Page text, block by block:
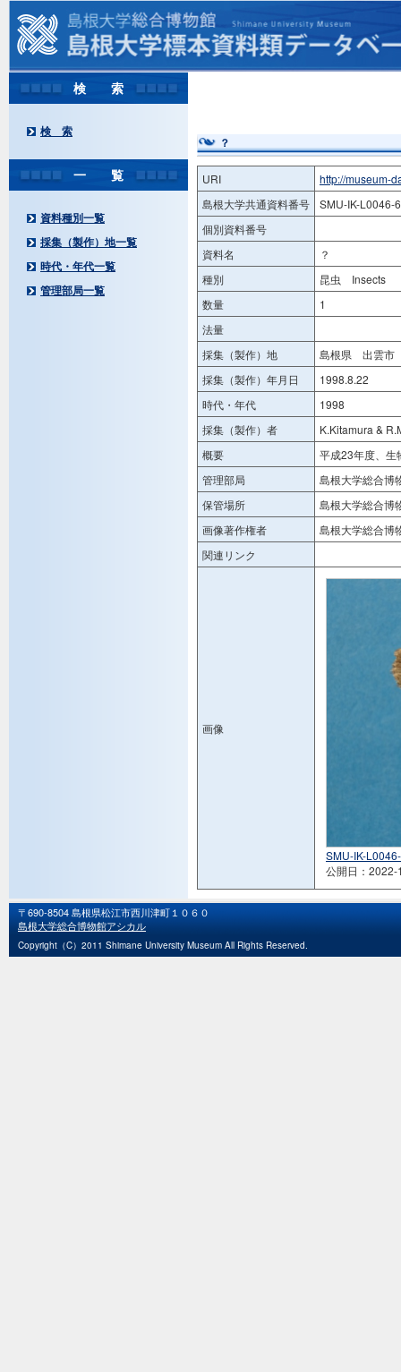
検 索
検 索
一 覧
資料種別一覧
採集（製作）地一覧
時代・年代一覧
管理部局一覧
？
URI
http://museum-
島根大学共通資料番号
SMU-IK-L0046-
個別資料番号
資料名
？
種別
昆虫 Insects
数量
1
法量
採集（製作）地
島根県 出雲市
採集（製作）年月日
1998.8.22
時代・年代
1998
採集（製作）者
K.Kitamura &
概要
平成23年度、生
管理部局
島根大学総合博
保管場所
島根大学総合博
画像著作権者
島根大学総合博
関連リンク
画像
SMU-IK-
公開日：2022-
〒690-8504 島根県松江市西川津町１０６０
島根大学総合博物館アシカル
Copyright（C）2011 Shimane University Museum All Rights Reserved.